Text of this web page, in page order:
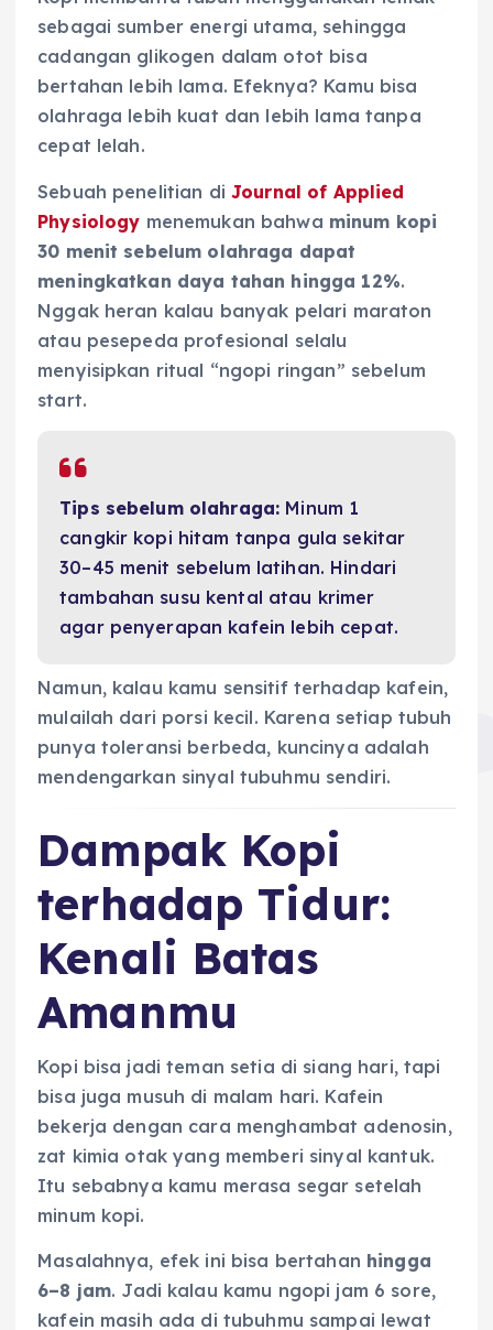
sebagai sumber energi utama, sehingga
cadangan glikogen dalam otot bisa
bertahan lebih lama. Efeknya? Kamu bisa
olahraga lebih kuat dan lebih lama tanpa
cepat lelah.
Sebuah penelitian diJournal of Applied
Physiology menemukan bahwa minum kopi
30 menit sebelum olahraga dapat
meningkatkan daya tahan hingga 12%.
Nggak heran kalau banyak pelari maraton
atau pesepeda profesional selalu
menyisipkan ritual “ngopi ringan” sebelum
start.
Tips sebelum olahraga: Minum 1
cangkir kopi hitam tanpa gula sekitar
30–45 menit sebelum latihan. Hindari
tambahan susu kental atau krimer
agar penyerapan kafein lebih cepat.
Namun, kalau kamu sensitif terhadap kafein,
mulailah dari porsi kecil. Karena setiap tubuh
punya toleransi berbeda, kuncinya adalah
mendengarkan sinyal tubuhmu sendiri.
Dampak Kopi
terhadap Tidur:
Kenali Batas
Amanmu
Kopi bisa jadi teman setia di siang hari, tapi
bisa juga musuh di malam hari. Kafein
bekerja dengan cara menghambat adenosin,
zat kimia otak yang memberi sinyal kantuk.
Itu sebabnya kamu merasa segar setelah
minum kopi.
Masalahnya, efek ini bisa bertahan hingga
6–8 jam. Jadi kalau kamu ngopi jam 6 sore,
kafein masih ada di tubuhmu sampai lewat